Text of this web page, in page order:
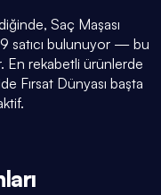
Saç Maşası
satıcı bulunuyor — bu
En rekabetli ürünlerde
Fırsat Dünyası başta